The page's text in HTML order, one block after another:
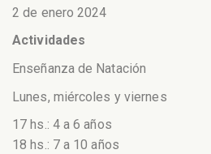
2 de enero 2024
Actividades
Enseñanza de Natación
Lunes, miércoles y viernes
17 hs.: 4 a 6 años
18 hs.: 7 a 10 años